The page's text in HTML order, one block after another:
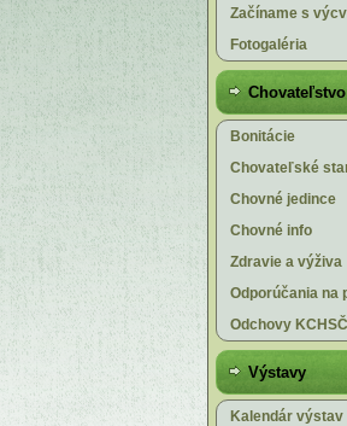
Začíname s
Fotogaléria
Chovateľstvo
Bonitácie
Chovateľské
Chovné jedince
Chovné info
Zdravie a výživa
Odporúčania na
Odchovy KCHSČ
Výstavy
Kalendár výstav